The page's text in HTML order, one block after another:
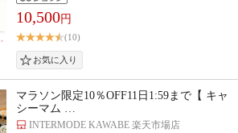
10,500円
(10)
マラソン限定10％OFF11日1:59まで【 キャ
シーマム …
INTERMODE KAWABE 楽天市場店